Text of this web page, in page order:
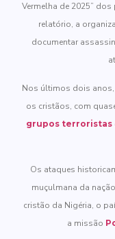
Vermelha de 2025”
relatório, a
documentar
Nos últimos dois
os cristãos, com
grupos terroristas
Os ataques
muçulmana da
cristão da Nigéria, o
a missão